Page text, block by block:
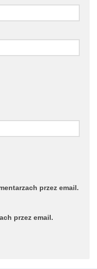
przez email.
przez email.